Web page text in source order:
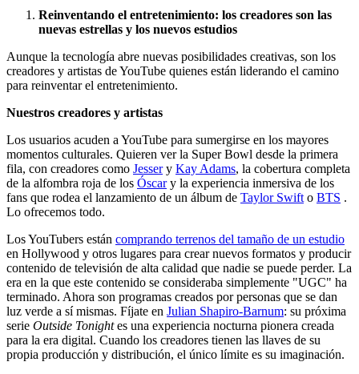
Reinventando el entretenimiento: los creadores son las
nuevas estrellas y los nuevos estudios
Aunque la tecnología abre nuevas posibilidades creativas, son los
creadores y artistas de YouTube quienes están liderando el camino
para reinventar el entretenimiento.
Nuestros creadores y artistas
Los usuarios acuden a YouTube para sumergirse en los mayores
momentos culturales. Quieren ver la Super Bowl desde la primera
fila, con creadores como Jessery Kay Adams, la cobertura completa
de la alfombra roja de los Óscary la experiencia inmersiva de los
fans que rodea el lanzamiento de un álbum de Taylor Swift o BTS .
Lo ofrecemos todo.
Los YouTubers están comprando terrenos del tamaño de un estudio
en Hollywood y otros lugares para crear nuevos formatos y producir
contenido de televisión de alta calidad que nadie se puede perder. La
era en la que este contenido se consideraba simplemente "UGC" ha
terminado. Ahora son programas creados por personas que se dan
luz verde a sí mismas. Fíjate en Julian Shapiro-Barnum: su próxima
serie Outside Tonightes una experiencia nocturna pionera creada
para la era digital. Cuando los creadores tienen las llaves de su
propia producción y distribución, el único límite es su imaginación.